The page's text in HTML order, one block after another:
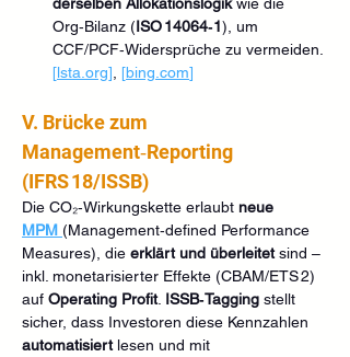
Org‑Bilanz (ISO 14064‑1), um
CCF/PCF‑Widersprüche zu vermeiden.
[lsta.org] [bing.com]
V. Brücke zum
Management‑Reporting
(IFRS 18/ISSB)
Die CO₂‑Wirkungskette erlaubt neue
MPM (Management‑defined Performance
Measures), die erklärt und überleitet sind –
inkl. monetarisierter Effekte (CBAM/ETS 2)
auf Operating Profit. ISSB‑Tagging stellt
sicher, dass Investoren diese Kennzahlen
automatisiert lesen und mit